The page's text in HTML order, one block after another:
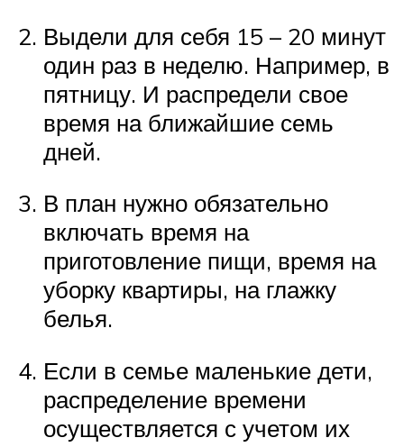
Выдели для себя 15 – 20 минут
один раз в неделю. Например, в
пятницу. И распредели свое
время на ближайшие семь
дней.
В план нужно обязательно
включать время на
приготовление пищи, время на
уборку квартиры, на глажку
белья.
Если в семье маленькие дети,
распределение времени
осуществляется с учетом их